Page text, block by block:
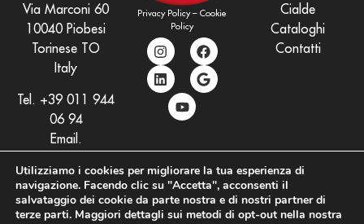
Via Marconi 60
10040 Piobesi
Torinese TO
Italy
Tel. +39 011 944
06 94
Email.
Privacy Policy– Cookie
Policy
Cialde
Cataloghi
Contatti
Utilizziamo i cookies per migliorare la tua esperienza di
navigazione. Facendo clic su "Accetta", acconsenti il
salvataggio dei cookie da parte nostra e di nostri partner di
terze parti. Maggiori dettagli sui metodi di opt-out nella nostra